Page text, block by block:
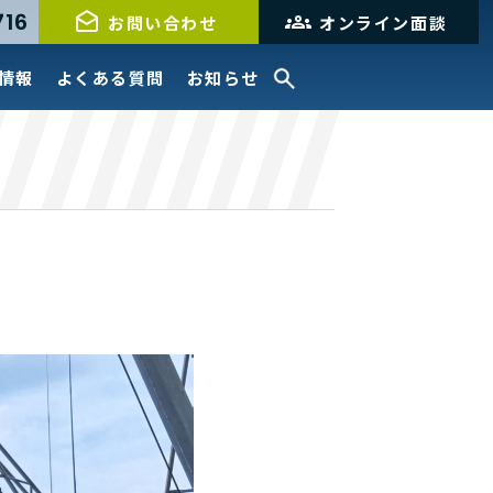
お問い合わせ オンライン面談
報 よくある質問 お知らせ